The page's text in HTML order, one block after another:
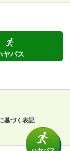
ヤパス
基づく表記